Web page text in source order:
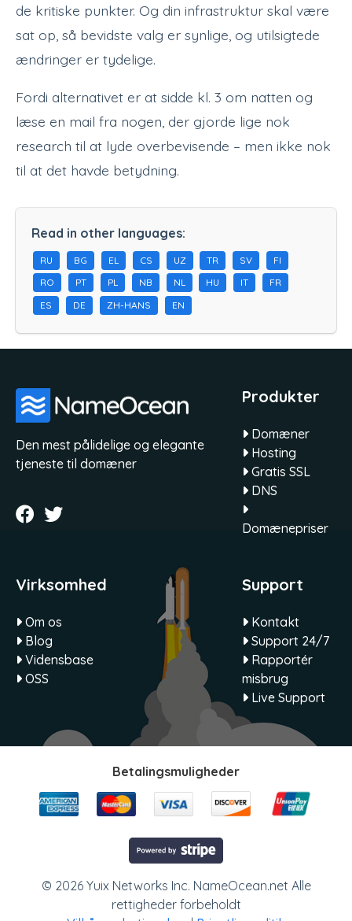
de kritiske punkter. Og din infrastruktur skal være
sat op, så bevidste valg er synlige, og utilsigtede
ændringer er tydelige.
Fordi alternativet er at sidde kl. 3 om natten og
læse en mail fra nogen, der gjorde lige nok
research til at lyde overbevisende – men ikke nok
til at det havde betydning.
Read in other languages:
RU BG EL CS UZ TR SV
FI
RO
PT PL NB NL HU IT
FR
ES
DE ZH-HANS EN
Den mest pålidelige og elegante
tjeneste til domæner
Produkter
Domæner
Hosting
Gratis SSL
DNS
Domænepriser
Virksomhed
Om os
Blog
Vidensbase
OSS
Support
Kontakt
Support 24/7
Rapportér
misbrug
Live Support
Betalingsmuligheder
© 2026 Yuix Networks Inc. NameOcean.net Alle
rettigheder forbeholdt